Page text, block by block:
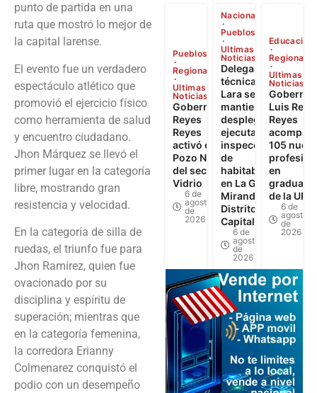
punto de partida en una
ruta que mostró lo mejor de
la capital larense.
El evento fue un verdadero
espectáculo atlético que
promovió el ejercicio físico
como herramienta de salud
y encuentro ciudadano.
Jhon Márquez se llevó el
primer lugar en la categoría
libre, mostrando gran
resistencia y velocidad.
En la categoría de silla de
ruedas, el triunfo fue para
Jhon Ramírez, quien fue
ovacionado por su
disciplina y espíritu de
superación; mientras que
en la categoría femenina,
la corredora Erianny
Colmenarez conquistó el
podio con un desempeño
Pueblos
Regional
Ultimas
Noticias
Gobernador
Reyes
Reyes
activó el
Pozo N°3
del sector El
Vidrio
6 de
agosto
de
2026
Nacional
Pueblos
Ultimas
Noticias
Delegación
técnica de
Lara se
mantiene
desplegada y
ejecuta 622
inspecciones
de
habitabilidad
en La Guaira,
Miranda y
Distrito
Capital
6 de
agosto
de
2026
Educación
Regional
Ultimas
Noticias
Luis
Reyes
105
en
de la
6 de
agosto
de
2026